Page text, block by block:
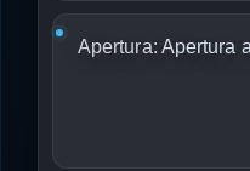
Apertura: Apertura